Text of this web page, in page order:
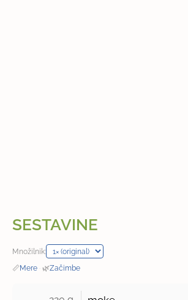
SESTAVINE
Množilnik:
📏Mere · 🌿Začimbe